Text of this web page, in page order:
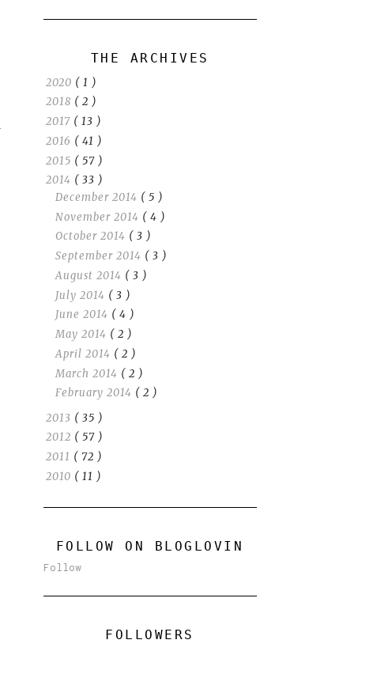
THE ARCHIVES
2020 ( 1 )
2018 ( 2 )
2017 ( 13 )
2016 ( 41 )
2015 ( 57 )
2014 ( 33 )
December 2014 ( 5 )
November 2014 ( 4 )
October 2014 ( 3 )
September 2014 ( 3 )
August 2014 ( 3 )
July 2014 ( 3 )
June 2014 ( 4 )
May 2014 ( 2 )
April 2014 ( 2 )
March 2014 ( 2 )
February 2014 ( 2 )
2013 ( 35 )
2012 ( 57 )
2011 ( 72 )
2010 ( 11 )
FOLLOW ON BLOGLOVIN
Follow
FOLLOWERS